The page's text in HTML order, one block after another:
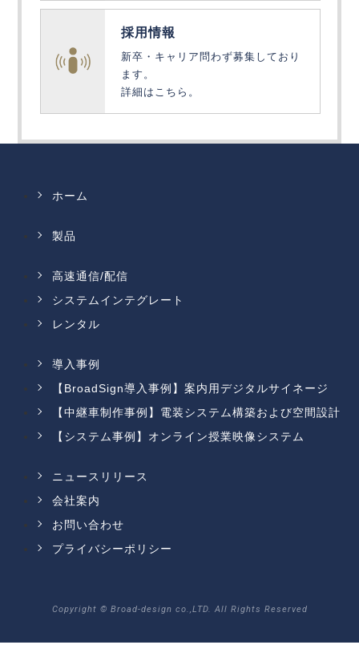
採用情報
新卒・キャリア問わず募集しており
ます。
詳細はこちら。
ホーム
製品
高速通信/配信
システムインテグレート
レンタル
導入事例
【BroadSign導入事例】案内用デジタルサイネージ
【中継車制作事例】電装システム構築および空間設計
【システム事例】オンライン授業映像システム
ニュースリリース
会社案内
お問い合わせ
プライバシーポリシー
Copyright © Broad-design co.,LTD. All Rights Reserved